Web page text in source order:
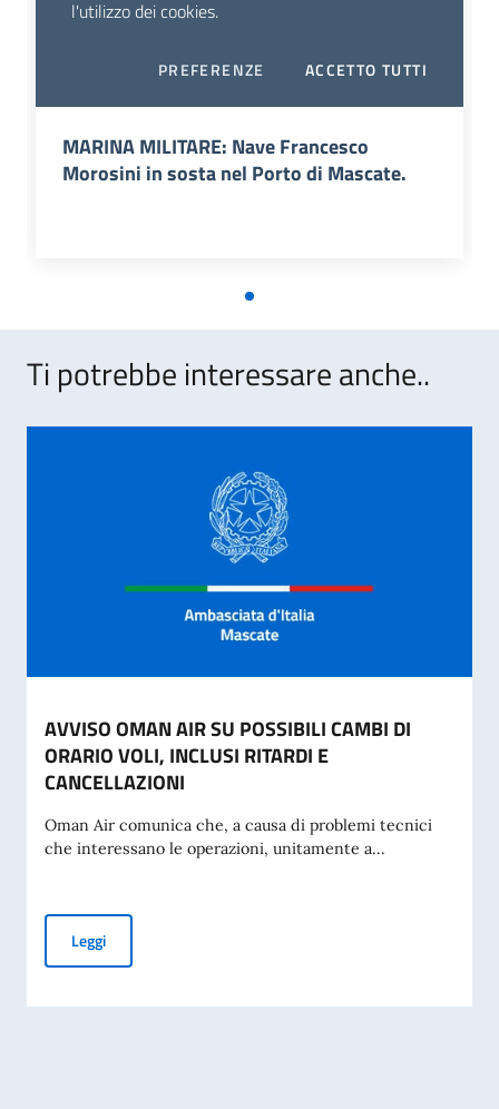
MARINA MILITARE: Nave Francesco
Morosini in sosta nel Porto di Mascate.
Ti potrebbe interessare anche..
AVVISO OMAN AIR SU POSSIBILI CAMBI DI
ORARIO VOLI, INCLUSI RITARDI E
CANCELLAZIONI
Oman Air comunica che, a causa di problemi tecnici
che interessano le operazioni, unitamente a...
LeggiAVVISO OMAN AIR SU POSSIBILI CAMBI DI ORARIO VOLI,